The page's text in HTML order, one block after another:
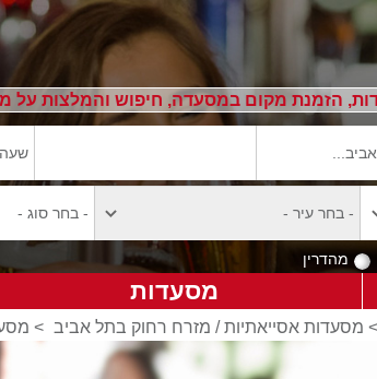
הזמנת מקום במסעדה, חיפוש והמלצות על
מהדרין
מסעדות
> מסעדות אסייאתיות / מזרח רחוק בתל אביב >